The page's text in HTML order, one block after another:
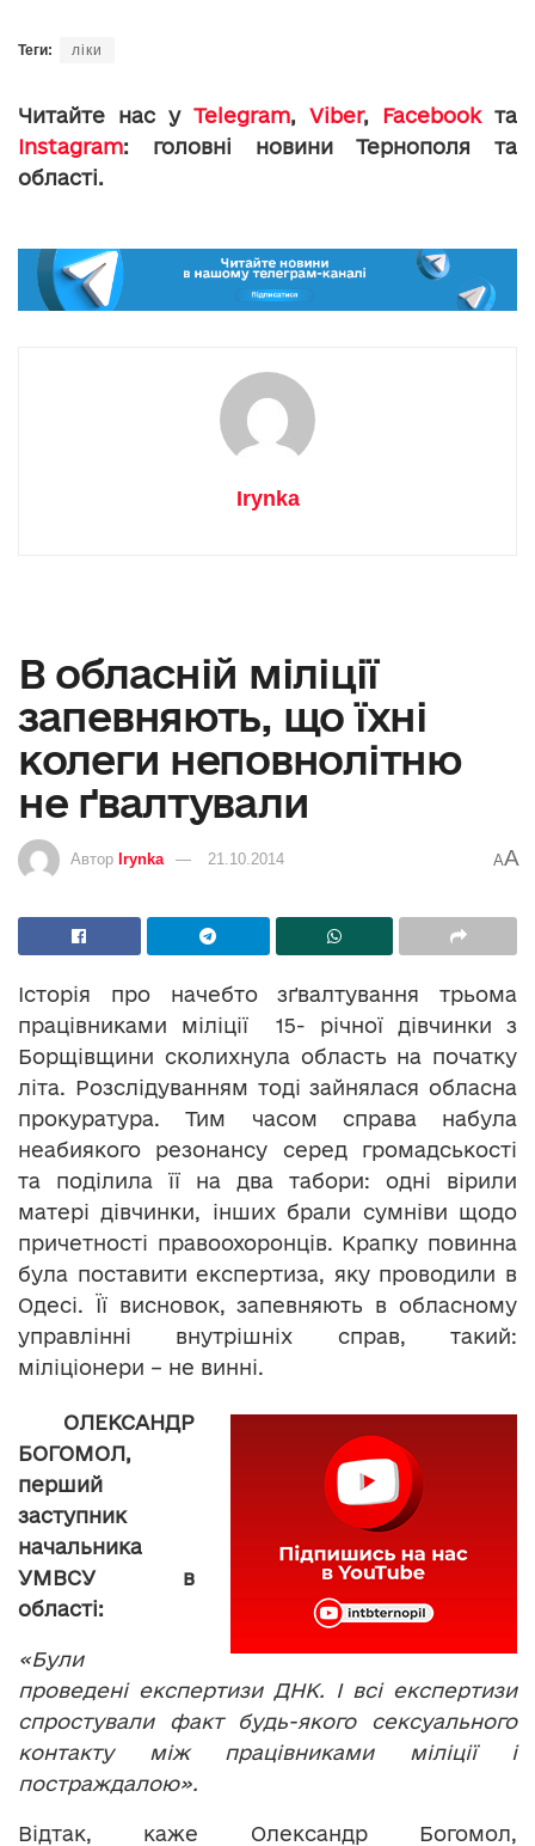
Теги: ліки
Читайте нас у Telegram, Viber, Facebookта
Instagram: головні новини Тернополя та
області.
Irynka
В обласній міліції
запевняють, що їхні
колеги неповнолітню
не ґвалтували
Автор Irynka 21.10.2014 AA
Історія про начебто зґвалтування трьома
працівниками міліції 15- річної дівчинки з
Борщівщини сколихнула область на початку
літа. Розслідуванням тоді зайнялася обласна
прокуратура. Тим часом справа набула
неабиякого резонансу серед громадськості
та поділила її на два табори: одні вірили
матері дівчинки, інших брали сумніви щодо
причетності правоохоронців. Крапку повинна
була поставити експертиза, яку проводили в
Одесі. Її висновок, запевняють в обласному
управлінні внутрішніх справ, такий:
міліціонери – не винні.
ОЛЕКСАНДР
БОГОМОЛ,
перший
заступник
начальника
УМВСУв
області:
«Були
проведені експертизи ДНК. І всі експертизи
спростували факт будь-якого сексуального
контакту між працівниками міліції і
постраждалою».
Відтак, каже Олександр Богомол,